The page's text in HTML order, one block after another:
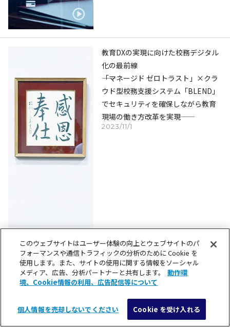
メニュー 検索
2023/11/1
教育DXの実現に向けた校務デジタル
化の最前線
――「マネージド ゼロトラスト」×クラ
ウド型校務支援システム「BLEND」
でセキュリティを確保しながら教育
現場の働き方改革を実現――
このウェブサイトはユーザー体験の向上とウェブサイトのパ
フォーマンスや通信トラフィックの分析のために Cookie を
使用します。また、サイトの使用に関する情報をソーシャル
メディア、広告、分析パートナーと共有します。
動作環
境、Cookie情報の利用、広告配信等について
個人情報を売却しないでください Cookie を受け入れる